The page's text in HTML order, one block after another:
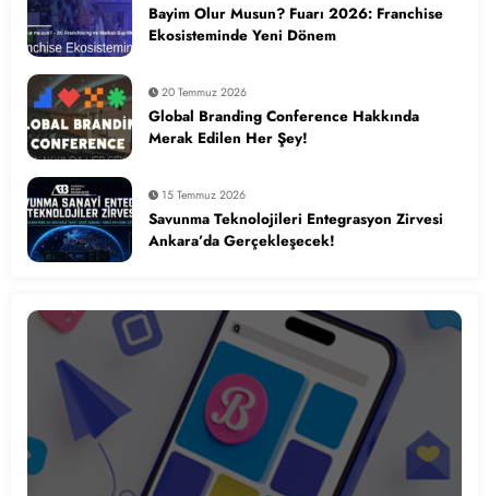
Bayim Olur Musun? Fuarı 2026: Franchise
Ekosisteminde Yeni Dönem
20 Temmuz 2026
Global Branding Conference Hakkında
Merak Edilen Her Şey!
15 Temmuz 2026
Savunma Teknolojileri Entegrasyon Zirvesi
Ankara’da Gerçekleşecek!